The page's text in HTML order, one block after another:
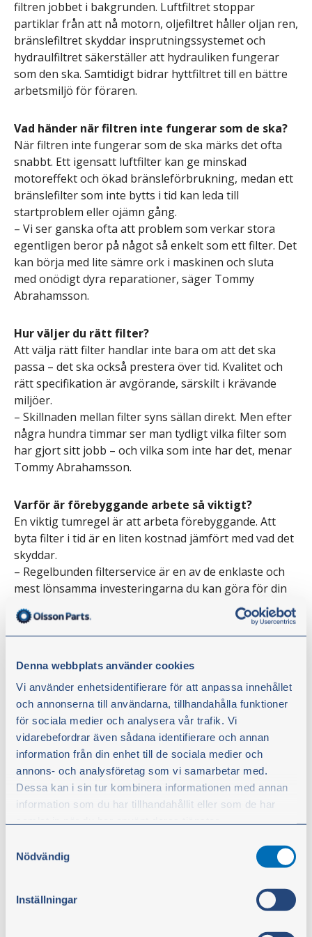
Denna webbplats använder cookies
Vi använder enhetsidentifierare för att anpassa innehållet
och annonserna till användarna, tillhandahålla funktioner
för sociala medier och analysera vår trafik. Vi
vidarebefordrar även sådana identifierare och annan
information från din enhet till de sociala medier och
annons- och analysföretag som vi samarbetar med.
Dessa kan i sin tur kombinera informationen med annan
information som du har tillhandahållit eller som de har
Du kan när som helst ändra ditt val. För att återkalla ditt
samtycke klickar du på ”Cookie-ikonen” längst ned till
Nödvändig
Inställningar
filtren jobbet i bakgrunden. Luftfiltret stoppar
partiklar från att nå motorn, oljefiltret håller oljan ren,
bränslefiltret skyddar insprutningssystemet och
hydraulfiltret säkerställer att hydrauliken fungerar
som den ska. Samtidigt bidrar hyttfiltret till en bättre
arbetsmiljö för föraren.
Vad händer när filtren inte fungerar som de ska?
När filtren inte fungerar som de ska märks det ofta
snabbt. Ett igensatt luftfilter kan ge minskad
motoreffekt och ökad bränsleförbrukning, medan ett
bränslefilter som inte bytts i tid kan leda till
startproblem eller ojämn gång.
– Vi ser ganska ofta att problem som verkar stora
egentligen beror på något så enkelt som ett filter. Det
kan börja med lite sämre ork i maskinen och sluta
med onödigt dyra reparationer, säger Tommy
Abrahamsson.
Hur väljer du rätt filter?
Att välja rätt filter handlar inte bara om att det ska
passa – det ska också prestera över tid. Kvalitet och
rätt specifikation är avgörande, särskilt i krävande
miljöer.
– Skillnaden mellan filter syns sällan direkt. Men efter
några hundra timmar ser man tydligt vilka filter som
har gjort sitt jobb – och vilka som inte har det, menar
Tommy Abrahamsson.
Varför är förebyggande arbete så viktigt?
En viktig tumregel är att arbeta förebyggande. Att
byta filter i tid är en liten kostnad jämfört med vad det
skyddar.
– Regelbunden filterservice är en av de enklaste och
mest lönsamma investeringarna du kan göra för din
maskin. Börja med att kontrollera filtren innan du
börjar skruva i resten av maskinen; förvånansvärt
ofta är det där lösningen finns, avslutar Tommy
Vilka filter finns i en traktor eller
entreprenadmaskin?
De flesta maskiner har flera filter som fyller olika
funktioner:
Luftfilter – stoppar damm och smuts från att nå
motorn
Oljefilter – renar motoroljan och minskar slitage
Bränslefilter – skyddar insprutningssystemet från
smuts och vatten
Hydraulfilter – håller hydrauloljan ren och skyddar